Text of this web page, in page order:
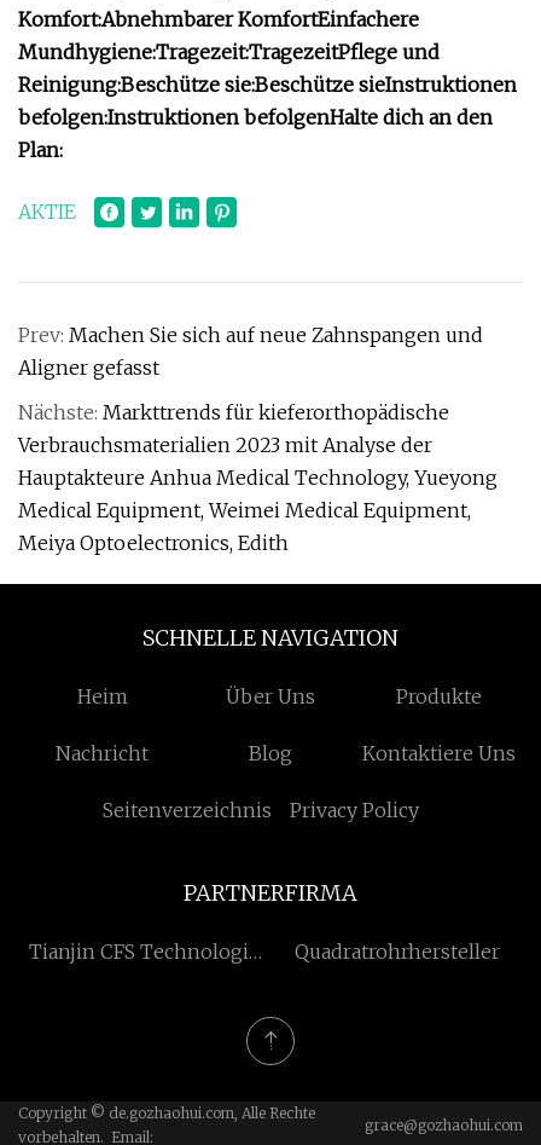
Komfort:Abnehmbarer KomfortEinfachere
Mundhygiene:Tragezeit:TragezeitPflege und
Reinigung:Beschütze sie:Beschütze sieInstruktionen
befolgen:Instruktionen befolgenHalte dich an den
Plan:
AKTIE
Prev: Machen Sie sich auf neue Zahnspangen und
Aligner gefasst
Nächste: Markttrends für kieferorthopädische
Verbrauchsmaterialien 2023 mit Analyse der
Hauptakteure Anhua Medical Technology, Yueyong
Medical Equipment, Weimei Medical Equipment,
Meiya Optoelectronics, Edith
SCHNELLE NAVIGATION
Heim Über Uns Produkte
Nachricht Blog Kontaktiere Uns
Seitenverzeichnis Privacy Policy
PARTNERFIRMA
Tianjin CFS Technologie
Quadratrohrhersteller
Copyright © de.gozhaohui.com, Alle Rechte
vorbehalten. Email:
grace@gozhaohui.com